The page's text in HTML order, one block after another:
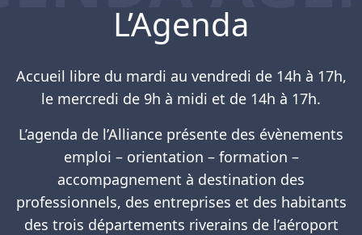
L’Agenda
Accueil libre du mardi au vendredi de 14h à 17h,
le mercredi de 9h à midi et de 14h à 17h.
L’agenda de l’Alliance présente des évènements
emploi – orientation – formation –
accompagnement à destination des
professionnels, des entreprises et des habitants
des trois départements riverains de l’aéroport